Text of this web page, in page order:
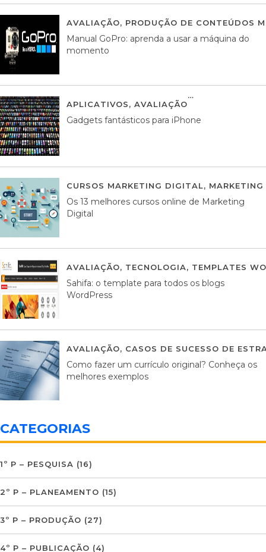
AVALIAÇÃO, PRODUÇÃO DE CONTEÚDOS
Manual GoPro: aprenda a usar a máquina do
momento
APLICATIVOS, AVALIAÇÃO
Gadgets fantásticos para iPhone
CURSOS MARKETING DIGITAL,
Os 13 melhores cursos online de Marketing
Digital
AVALIAÇÃO, TECNOLOGIA, TEMPLATES
Sahifa: o template para todos os blogs
WordPress
AVALIAÇÃO, CASOS DE SUCESSO DE
Como fazer um currículo original? Conheça os
melhores exemplos
CATEGORIAS
1º P – PESQUISA (16)
2º P – PLANEAMENTO (15)
3º P – PRODUÇÃO (27)
4º P – PUBLICAÇÃO (4)